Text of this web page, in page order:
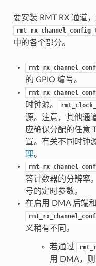
要安装 RMT RX 通道
中的各个部分。
的 GPIO 编号。
时钟源。
源。注意，其他通
应确保分配的任意
置。有关不同时钟
理。
答计数器的分辨率
号的定时参数。
在启用 DMA 后端
义稍有不同。
若通过
用 DMA，